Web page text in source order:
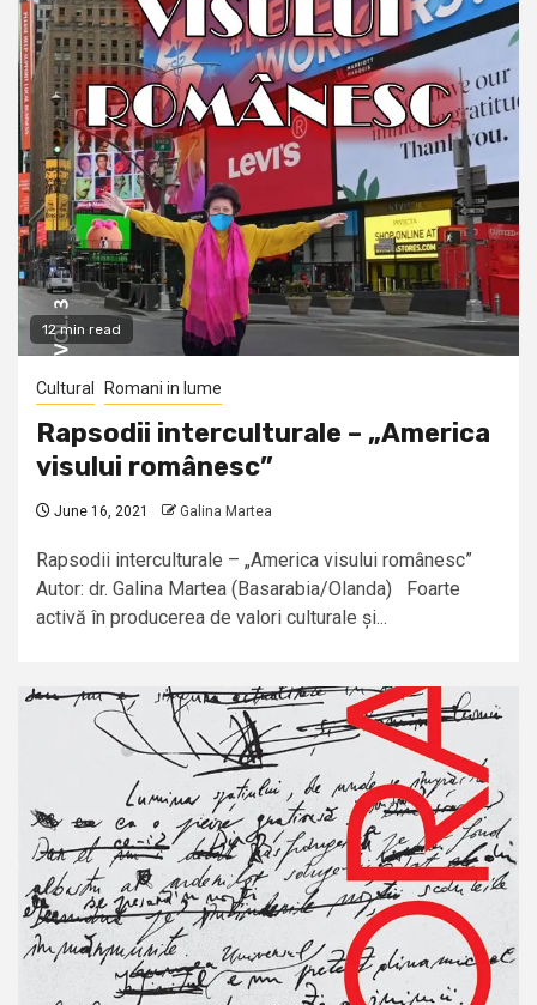
12 min read
Cultural Romani in lume
Rapsodii interculturale – „America
visului românesc”
June 16, 2021 Galina Martea
Rapsodii interculturale – „America visului românesc”
Autor: dr. Galina Martea (Basarabia/Olanda) Foarte
activă în producerea de valori culturale și...